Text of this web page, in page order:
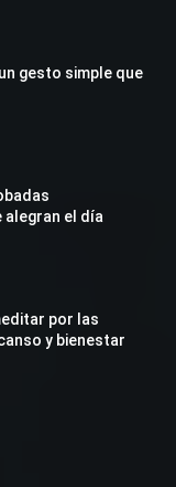
gesto simple que
el día
por las
y bienestar